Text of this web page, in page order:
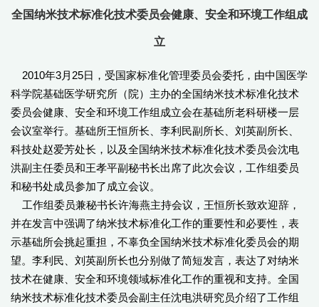
全国纳米技术标准化技术委员会健康、安全和环境工作组成
立
2010年3月25日，受国家标准化管理委员会委托，由中国医学
科学院基础医学研究所（院）主办的全国纳米技术标准化技术
委员会健康、安全和环境工作组成立会在基础所老科研楼一层
会议室举行。基础所王恒所长、李利民副所长、刘英副所长、
科技处赵爱芳处长，以及全国纳米技术标准化技术委员会沈电
洪副主任委员和王孝平副秘书长出席了此次会议，工作组委员
和秘书处成员参加了成立会议。
工作组委员兼秘书长许海燕主持会议，王恒所长致欢迎辞，
并在发言中强调了纳米技术标准化工作的重要性和必要性，表
示基础所会挑起重担，不辜负全国纳米技术标准化委员会的期
望。李利民、刘英副所长也分别做了简短发言，表达了对纳米
技术在健康、安全和环境领域标准化工作的重视和支持。全国
纳米技术标准化技术委员会副主任沈电洪研究员介绍了工作组